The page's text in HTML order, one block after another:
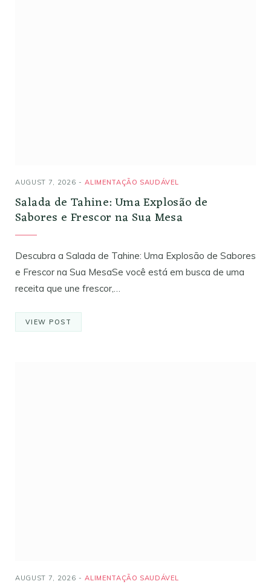
AUGUST 7, 2026 ALIMENTAÇÃO SAUDÁVEL
Salada de Tahine: Uma Explosão de
Sabores e Frescor na Sua Mesa
Descubra a Salada de Tahine: Uma Explosão de Sabores
e Frescor na Sua MesaSe você está em busca de uma
receita que une frescor,…
VIEW POST
AUGUST 7, 2026 ALIMENTAÇÃO SAUDÁVEL